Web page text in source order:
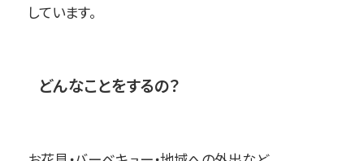
しています。
どんなことをするの？